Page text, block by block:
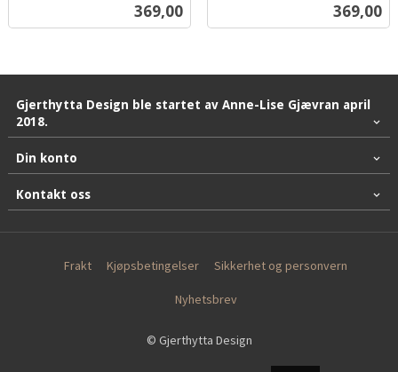
Pris
369,00 Pris
369,00
Gjerthytta Design ble startet av Anne-Lise Gjævran april
2018.
Din konto
Kontakt oss
Frakt Kjøpsbetingelser Sikkerhet og personvern
Nyhetsbrev
© Gjerthytta Design